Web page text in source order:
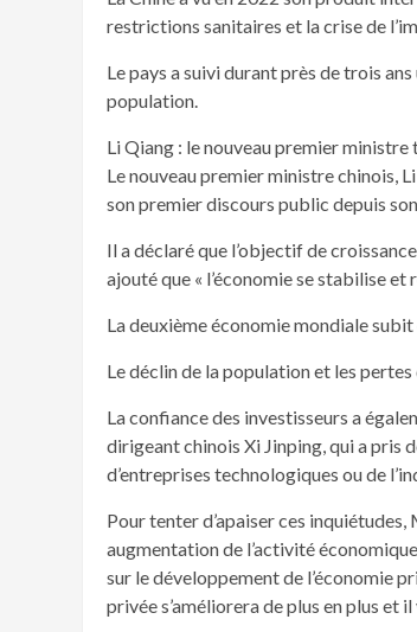
restrictions sanitaires et la crise de
Le pays a suivi durant près de trois
population.
Li Qiang : le nouveau premier
Le nouveau premier ministre chinois,
son premier discours public depuis
Il a déclaré que l’objectif de
ajouté que « l’économie se stabilise et
La deuxième économie mondiale
Le déclin de la population et les
La confiance des investisseurs a
dirigeant chinois Xi Jinping, qui a pris
d’entreprises technologiques ou de
Pour tenter d’apaiser ces inquiétudes,
augmentation de l’activité
sur le développement de l’économie
privée s’améliorera de plus en plus et